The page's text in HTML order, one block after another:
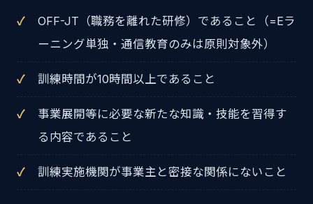
OFF-JT（職務を離れた研修）であること（=Eラ
ーニング単独・通信教育のみは原則対象外）
訓練時間が10時間以上であること
事業展開等に必要な新たな知識・技能を習得す
る内容であること
訓練実施機関が事業主と密接な関係にないこと